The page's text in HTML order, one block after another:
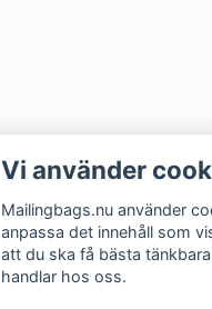
Vi använder
Mailingbags.nu använder
anpassa det innehåll som
att du ska få bästa
handlar hos oss.